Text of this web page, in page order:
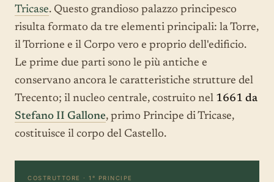
Tricase. Questo grandioso palazzo principesco
risulta formato da tre elementi principali: la Torre,
il Torrione e il Corpo vero e proprio dell'edificio.
Le prime due parti sono le più antiche e
conservano ancora le caratteristiche strutture del
Trecento; il nucleo centrale, costruito nel 1661 da
Stefano II Gallone, primo Principe di Tricase,
costituisce il corpo del Castello.
COSTRUTTORE · 1° PRINCIPE